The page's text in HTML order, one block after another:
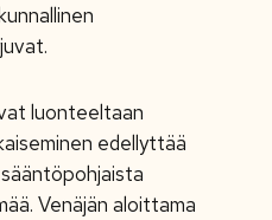
luonteeltaan
edellyttää
Venäjän aloittama